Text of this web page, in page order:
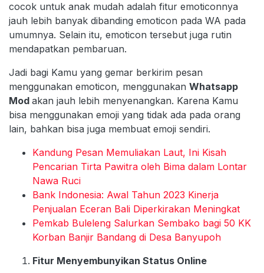
cocok untuk anak mudah adalah fitur emoticonnya
jauh lebih banyak dibanding emoticon pada WA pada
umumnya. Selain itu, emoticon tersebut juga rutin
mendapatkan pembaruan.
Jadi bagi Kamu yang gemar berkirim pesan
menggunakan emoticon, menggunakan Whatsapp
Mod akan jauh lebih menyenangkan. Karena Kamu
bisa menggunakan emoji yang tidak ada pada orang
lain, bahkan bisa juga membuat emoji sendiri.
Kandung Pesan Memuliakan Laut, Ini Kisah
Pencarian Tirta Pawitra oleh Bima dalam Lontar
Nawa Ruci
Bank Indonesia: Awal Tahun 2023 Kinerja
Penjualan Eceran Bali Diperkirakan Meningkat
Pemkab Buleleng Salurkan Sembako bagi 50 KK
Korban Banjir Bandang di Desa Banyupoh
Fitur Menyembunyikan Status Online